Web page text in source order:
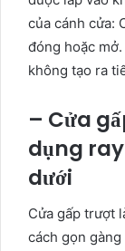
của cánh cửa:
đóng hoặc
không tạo ra
– Cửa
dụng
dưới
Cửa gấp trượt
cách gọn